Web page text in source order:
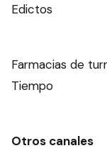
Edictos
Farmacias de
Tiempo
Otros canales